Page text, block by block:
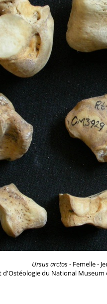
Ursus arctos- Femelle -
du National Museum